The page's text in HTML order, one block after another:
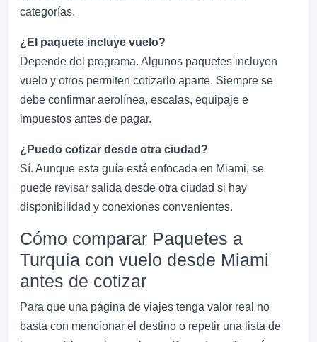
categorías.
¿El paquete incluye vuelo?
Depende del programa. Algunos paquetes incluyen
vuelo y otros permiten cotizarlo aparte. Siempre se
debe confirmar aerolínea, escalas, equipaje e
impuestos antes de pagar.
¿Puedo cotizar desde otra ciudad?
Sí. Aunque esta guía está enfocada en Miami, se
puede revisar salida desde otra ciudad si hay
disponibilidad y conexiones convenientes.
Cómo comparar Paquetes a
Turquía con vuelo desde Miami
antes de cotizar
Para que una página de viajes tenga valor real no
basta con mencionar el destino o repetir una lista de